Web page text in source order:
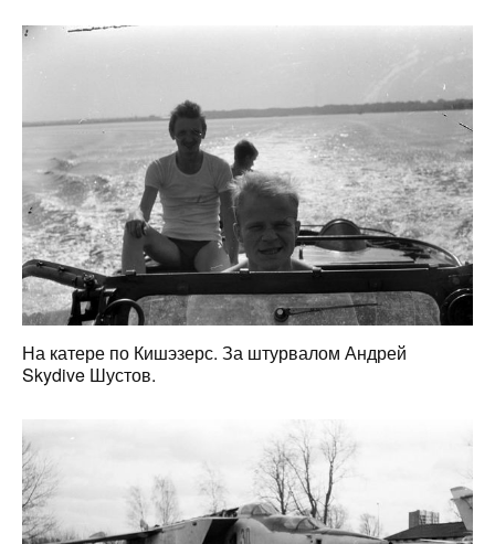
На катере по Кишэзерс. За штурвалом Андрей
Skydive Шустов.